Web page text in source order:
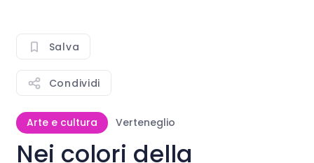
Salva
Condividi
Arte e cultura Verteneglio
Nei colori della